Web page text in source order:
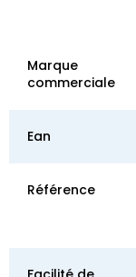
Marque
commerciale
Ean
Référence